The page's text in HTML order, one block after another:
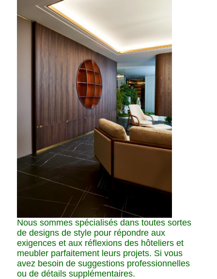
Nous sommes spécialisés dans toutes sortes
de designs de style pour répondre aux
exigences et aux réflexions des hôteliers et
meubler parfaitement leurs projets. Si vous
avez besoin de suggestions professionnelles
ou de détails supplémentaires.